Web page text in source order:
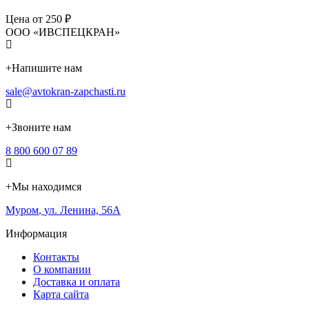
Цена от 250 ₽
ООО «ИВСПЕЦКРАН»
+Напишите нам
sale@avtokran-zapchasti.ru
+Звоните нам
8 800 600 07 89
+Мы находимся
Муром, ул. Ленина, 56А
Информация
Контакты
О компании
Доставка и оплата
Карта сайта